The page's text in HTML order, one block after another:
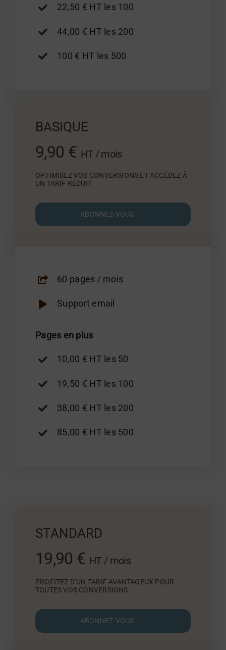
22,50 € HT les 100
44,00 € HT les 200
100 € HT les 500
BASIQUE
9,90 € HT / mois
OPTIMISEZ VOS CONVERSIONS ET ACCÉDEZ À
UN TARIF RÉDUIT
ABONNEZ-VOUS
60 pages / mois
Support email
Pages en plus
10,00 € HT les 50
19,50 € HT les 100
38,00 € HT les 200
85,00 € HT les 500
STANDARD
19,90 € HT / mois
PROFITEZ D’UN TARIF AVANTAGEUX POUR
TOUTES VOS CONVERSIONS
ABONNEZ-VOUS